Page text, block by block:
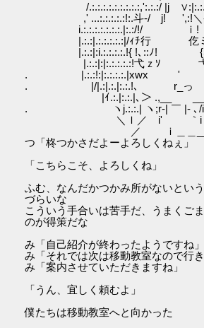
/.:.:.:.:.:.:.:.:.:,':.:.:/ |j
,' ...:.:.:.:.:!:.斗‐/ j! ',:!＼‐|-
i.:.:.:.:.:.:.:.|:.:/!/ ｉ! ヽ
|.:.:|.:.:.:.:.:|/ｨﾁ行 仡ミ
|.:.:|:i.:.:.:.:.!{ !､::ﾉ! {､::ﾉj
|.:.:|:|:.:.:.:.:!弋ｚｿ 弋ｚ'
. |.:.:!:|:.:.:.:.|xwx '
. |/|.:|.:.|:.:.!､ r_っ /
|ｲ.:.|:.:.|､＞ .,__ __,..
. ヽj.:.:.| ヽ;r‐| ￣ |‐ ､
＼ｌ／ i' ｀i
／ ｉ＿＿
つ「柊つかさだよーよろしくねぇ」
「こちらこそ、よろしくね」
ふむ、なんだかつかみ所がないとい
づらいな
こういう手合いは苦手だ、うまくご
のが得策だな
み「自己紹介が終わったようですね」
み「それでは次は移動教室なので行き
み「案内させていただきますね」
「うん、宜しく頼むよ」
僕たちは移動教室へと向かった